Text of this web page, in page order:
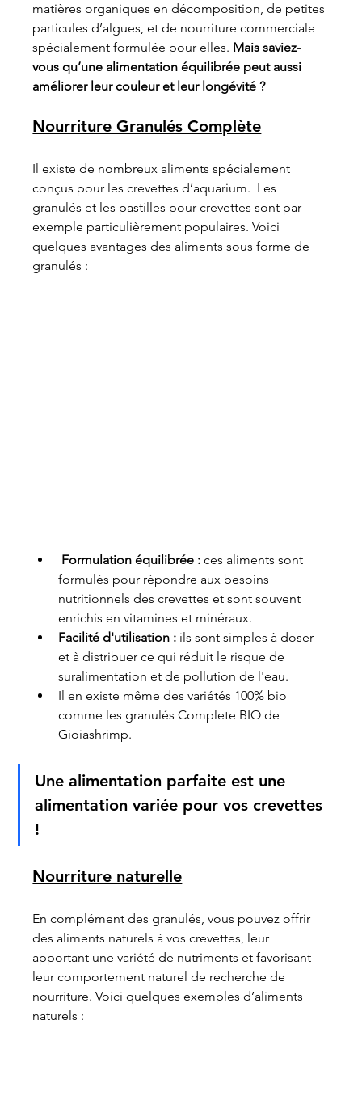
matières organiques en décomposition, de petites
particules d’algues, et de nourriture commerciale
spécialement formulée pour elles. Mais saviez-
vous qu’une alimentation équilibrée peut aussi
améliorer leur couleur et leur longévité ?
Nourriture Granulés Complète
Il existe de nombreux aliments spécialement
conçus pour les crevettes d’aquarium.  Les
granulés et les pastilles pour crevettes sont par
exemple particulièrement populaires. Voici
quelques avantages des aliments sous forme de
granulés :
Formulation équilibrée : ces aliments sont
formulés pour répondre aux besoins
nutritionnels des crevettes et sont souvent
enrichis en vitamines et minéraux.
Facilité d'utilisation : ils sont simples à doser
et à distribuer ce qui réduit le risque de
suralimentation et de pollution de l'eau.
Il en existe même des variétés 100% bio
comme les granulés Complete BIO de
Gioiashrimp.
Une alimentation parfaite est une
alimentation variée pour vos crevettes
!
Nourriture naturelle
En complément des granulés, vous pouvez offrir
des aliments naturels à vos crevettes, leur
apportant une variété de nutriments et favorisant
leur comportement naturel de recherche de
nourriture. Voici quelques exemples d’aliments
naturels :